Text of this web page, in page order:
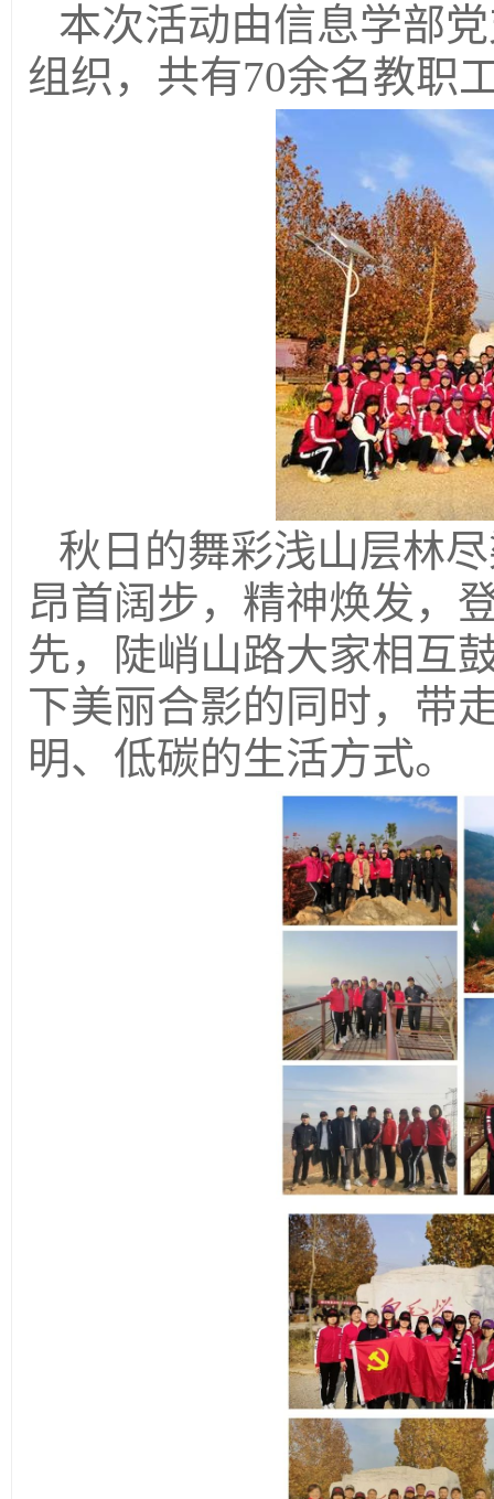
本次活动由信息学部
组织，共有70余名教职
秋日的舞彩浅山层林
昂首阔步，精神焕发，
先，陡峭山路大家相互
下美丽合影的同时，带
明、低碳的生活方式。